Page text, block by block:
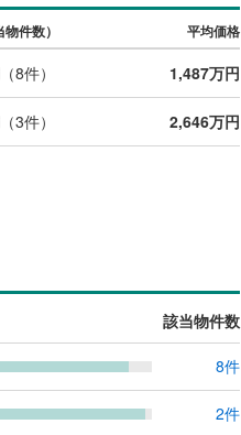
件数） 平均価格
（8件） 1,487万円
（3件） 2,646万円
該当物件数
8件
2件